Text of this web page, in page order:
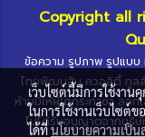
Copyright all
ข้อความ รูปภาพ รูปแบ
ไทยพัฒนสิน ควอลิตี้ ทูลส์
ห้ามมิให้ผู้ใดกระทำซ้ำ ลอ
ไม่ได้รับอนุญาตจากบริ
เว็บไซต์นี้มีการใช้งา
ในการใช้งานเว็บไซต์
ได้ที่นโยบายความเป็น